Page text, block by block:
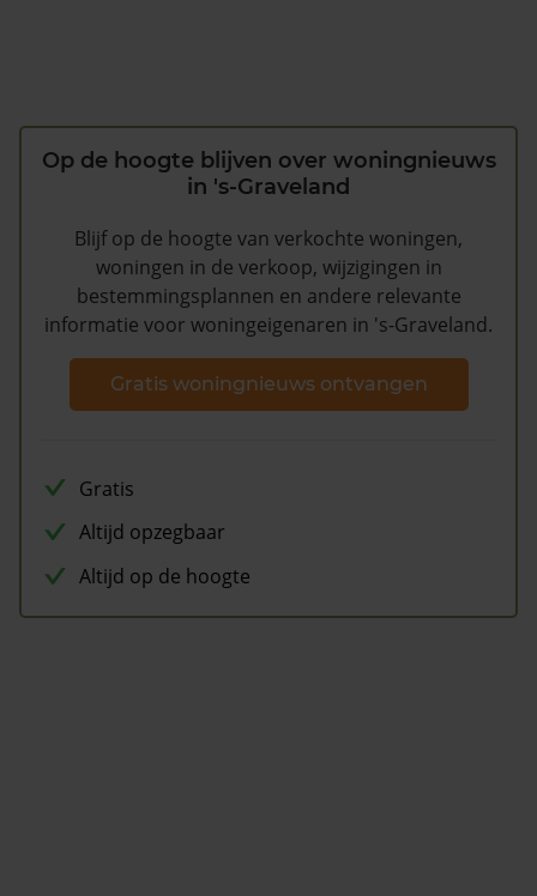
Op de hoogte blijven over woningnieuws
in 's-Graveland
Blijf op de hoogte van verkochte woningen,
woningen in de verkoop, wijzigingen in
bestemmingsplannen en andere relevante
informatie voor woningeigenaren in 's-Graveland.
Gratis woningnieuws ontvangen
Gratis
Altijd opzegbaar
Altijd op de hoogte